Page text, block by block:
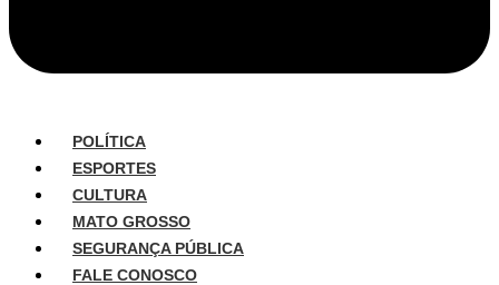
POLÍTICA
ESPORTES
CULTURA
MATO GROSSO
SEGURANÇA PÚBLICA
FALE CONOSCO